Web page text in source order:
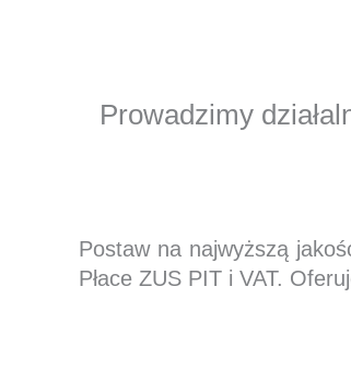
Prowadzimy
Postaw na najwyższą
Płace ZUS PIT i VAT.